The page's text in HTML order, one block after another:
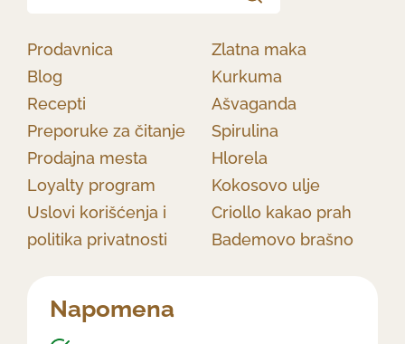
Prodavnica
Blog
Recepti
Preporuke za čitanje
Prodajna mesta
Loyalty program
Uslovi korišćenja i
politika privatnosti
Zlatna maka
Kurkuma
Ašvaganda
Spirulina
Hlorela
Kokosovo ulje
Criollo kakao prah
Bademovo brašno
Napomena